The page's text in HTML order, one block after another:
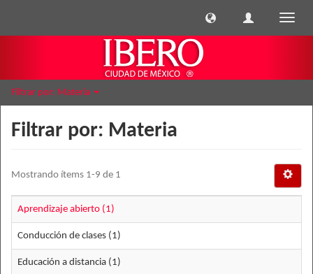
Filtrar por: Materia
Filtrar por: Materia
Mostrando ítems 1-9 de 1
Aprendizaje abierto (1)
Conducción de clases (1)
Educación a distancia (1)